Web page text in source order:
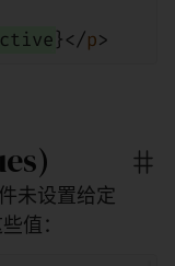
}</p>
未设置给定
值：